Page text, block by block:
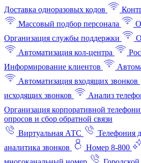
Доставка одноразовых кодов
Массовый подбор персонала
Организация службы поддержки
Автоматизация кол-центра
Информирование клиентов
Автоматизация входящих звонков
исходящих звонков
Анализ
Организация корпоративной
опросов и сбор обратной связи
Виртуальная АТС
Телефония
аналитика звонков
Номер 8-800